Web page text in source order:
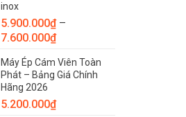
inox
5.900.000₫ –
7.600.000₫Khoảng
từ
5.900.000₫
7.600.000₫
Máy Ép Cám Viên Toàn
Phát – Bảng Giá Chính
Hãng 2026
5.200.000₫